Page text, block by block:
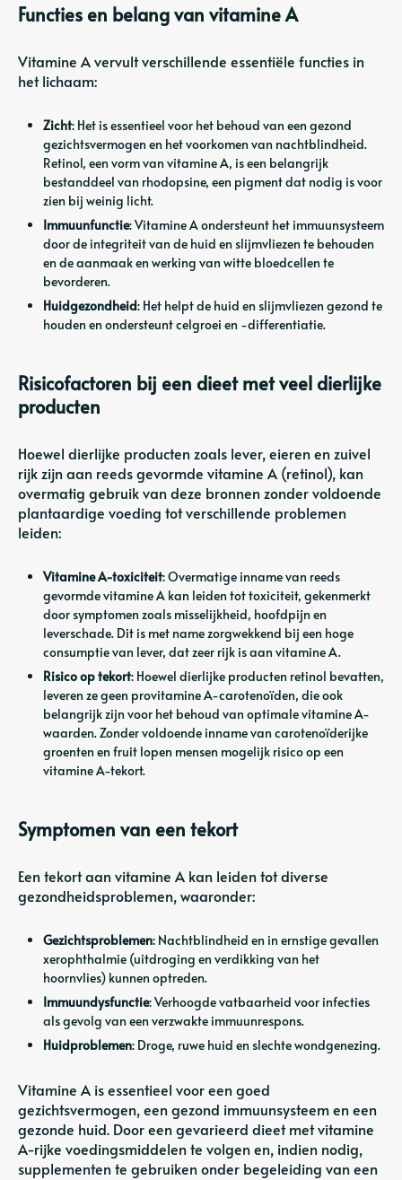
Functies en belang van vitamine A
Vitamine A vervult verschillende essentiële functies in
het lichaam:
Zicht: Het is essentieel voor het behoud van een gezond
gezichtsvermogen en het voorkomen van nachtblindheid.
Retinol, een vorm van vitamine A, is een belangrijk
bestanddeel van rhodopsine, een pigment dat nodig is voor
zien bij weinig licht.
Immuunfunctie: Vitamine A ondersteunt het immuunsysteem
door de integriteit van de huid en slijmvliezen te behouden
en de aanmaak en werking van witte bloedcellen te
bevorderen.
Huidgezondheid: Het helpt de huid en slijmvliezen gezond te
houden en ondersteunt celgroei en -differentiatie.
Risicofactoren bij een dieet met veel dierlijke
producten
Hoewel dierlijke producten zoals lever, eieren en zuivel
rijk zijn aan reeds gevormde vitamine A (retinol), kan
overmatig gebruik van deze bronnen zonder voldoende
plantaardige voeding tot verschillende problemen
leiden:
Vitamine A-toxiciteit: Overmatige inname van reeds
gevormde vitamine A kan leiden tot toxiciteit, gekenmerkt
door symptomen zoals misselijkheid, hoofdpijn en
leverschade. Dit is met name zorgwekkend bij een hoge
consumptie van lever, dat zeer rijk is aan vitamine A.
Risico op tekort: Hoewel dierlijke producten retinol bevatten,
leveren ze geen provitamine A-carotenoïden, die ook
belangrijk zijn voor het behoud van optimale vitamine A-
waarden. Zonder voldoende inname van carotenoïderijke
groenten en fruit lopen mensen mogelijk risico op een
vitamine A-tekort.
Symptomen van een tekort
Een tekort aan vitamine A kan leiden tot diverse
gezondheidsproblemen, waaronder:
Gezichtsproblemen: Nachtblindheid en in ernstige gevallen
xerophthalmie (uitdroging en verdikking van het
hoornvlies) kunnen optreden.
Immuundysfunctie: Verhoogde vatbaarheid voor infecties
als gevolg van een verzwakte immuunrespons.
Huidproblemen: Droge, ruwe huid en slechte wondgenezing.
Vitamine A is essentieel voor een goed
gezichtsvermogen, een gezond immuunsysteem en een
gezonde huid. Door een gevarieerd dieet met vitamine
A-rijke voedingsmiddelen te volgen en, indien nodig,
supplementen te gebruiken onder begeleiding van een